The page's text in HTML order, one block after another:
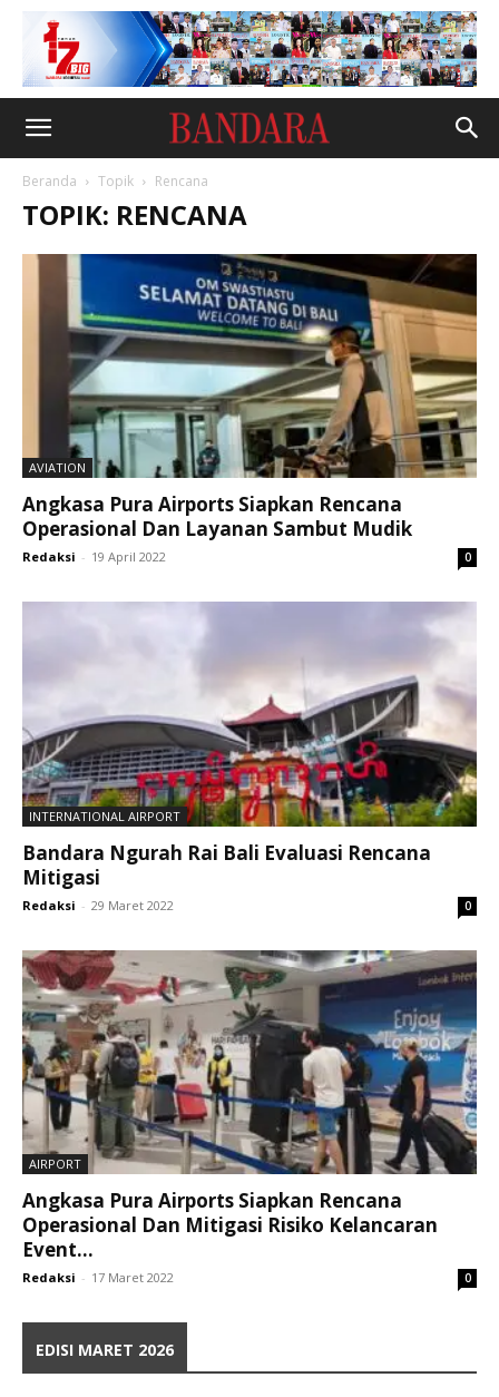
Beranda Topik Rencana
TOPIK: RENCANA
AVIATION
Angkasa Pura Airports Siapkan Rencana
Operasional Dan Layanan Sambut Mudik
Redaksi - 19 April 2022 0
INTERNATIONAL AIRPORT
Bandara Ngurah Rai Bali Evaluasi Rencana
Mitigasi
Redaksi - 29 Maret 2022 0
AIRPORT
Angkasa Pura Airports Siapkan Rencana
Operasional Dan Mitigasi Risiko Kelancaran
Event...
Redaksi - 17 Maret 2022 0
EDISI MARET 2026